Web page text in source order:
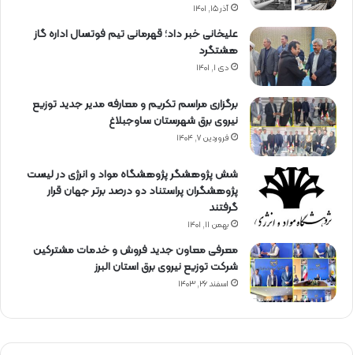
آذر ۱۵, ۱۴۰۱
علیخانی خبر داد؛ قهرمانی تیم فوتسال اداره گاز
هشتگرد
دی ۱, ۱۴۰۱
برگزاری مراسم تكریم و معارفه مدیر جدید توزیع
نیروی برق شهرستان ساوجبلاغ
فروردین ۷, ۱۴۰۴
شش پژوهشگر پژوهشگاه مواد و انرژی در لیست
پژوهشگران پراستناد دو درصد برتر جهان قرار
گرفتند
بهمن ۱۱, ۱۴۰۱
معرفی معاون جدید فروش و خدمات مشتركین
شركت توزیع نیروی برق استان البرز
اسفند ۲۶, ۱۴۰۳